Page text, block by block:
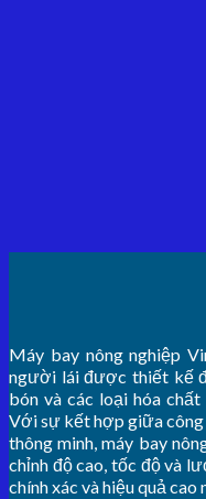
Máy bay nông nghiệp
người lái được thiết kế
bón và các loại hóa
Với sự kết hợp giữa công
thông minh, máy bay
chỉnh độ cao, tốc độ và
chính xác và hiệu quả cao